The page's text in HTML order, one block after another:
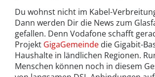
Du wohnst nicht im Kabel-
Dann werden Dir die News zum
gefallen. Denn Vodafone schafft
Projekt GigaGemeinde die Gigabit-
Haushalte in ländlichen Regionen.
Menschen können noch in diesem